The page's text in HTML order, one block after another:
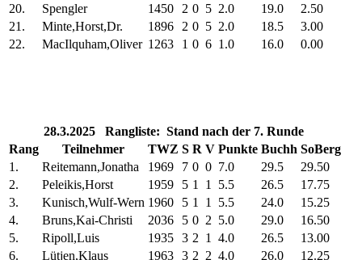
20.
Spengler 1450 2 0 5 2.0 19.0
2.50
21.
Minte,Horst,Dr. 1896 2 0 5 2.0 18.5
3.00
22.
MacIlquham,Oliver 1263 1 0 6 1.0 16.0 0.00
28.3.2025 Rangliste: Stand nach der 7. Runde
Rang
Teilnehmer TWZ S R V Punkte Buchh SoBerg
1.
Reitemann,Jonatha 1969 7 0 0 7.0 29.5
29.50
2.
Peleikis,Horst 1959 5 1 1 5.5 26.5
17.75
3.
Kunisch,Wulf-Wern 1960 5 1 1 5.5 24.0
15.25
4.
Bruns,Kai-Christi 2036 5 0 2 5.0 29.0
16.50
5.
Ripoll,Luis 1935 3 2 1 4.0 26.5
13.00
6.
Lütjen,Klaus 1963 3 2 2 4.0 26.0 12.25